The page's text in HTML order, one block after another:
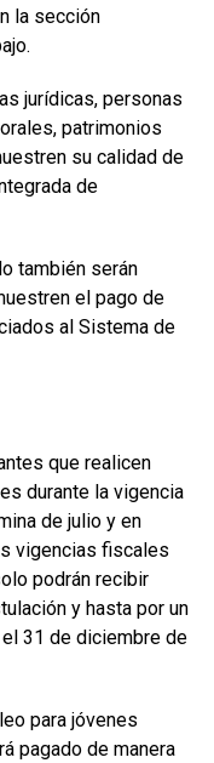
la sección
jurídicas, personas
patrimonios
su calidad de
de
también serán
el pago de
al Sistema de
que realicen
durante la vigencia
de julio y en
vigencias fiscales
podrán recibir
y hasta por un
31 de diciembre de
para jóvenes
pagado de manera